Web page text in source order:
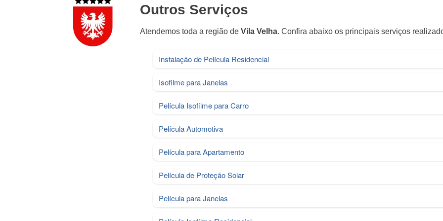
Outros Serviços
Atendemos toda a região de Vila Velha. Confira abaixo os principais serviços
Instalação de Película Residencial
Isofilme para Janelas
Película Isofilme para Carro
Película Automotiva
Película para Apartamento
Película de Proteção Solar
Película para Janelas